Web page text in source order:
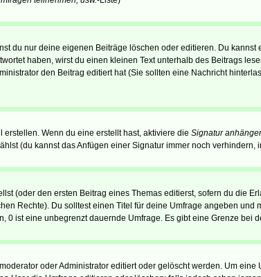
du nur deine eigenen Beiträge löschen oder editieren. Du
haben, wirst du einen kleinen Text unterhalb des Beitrags
den Beitrag editiert hat (Sie sollten eine Nachricht
Wenn du eine erstellt hast, aktiviere die Signatur
(du kannst das Anfügen einer Signatur immer noch
(oder den ersten Beitrag eines Themas editierst, sofern du die
Rechte). Du solltest einen Titel für deine Umfrage angeben
0 ist eine unbegrenzt dauernde Umfrage. Es gibt eine Grenze bei
oder Administrator editiert oder gelöscht werden. Um